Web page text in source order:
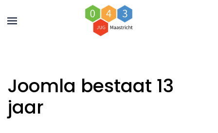
Joomla bestaat 13
jaar